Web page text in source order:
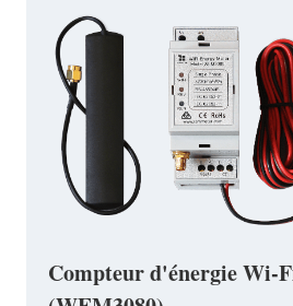
Compteur d'énergie Wi-